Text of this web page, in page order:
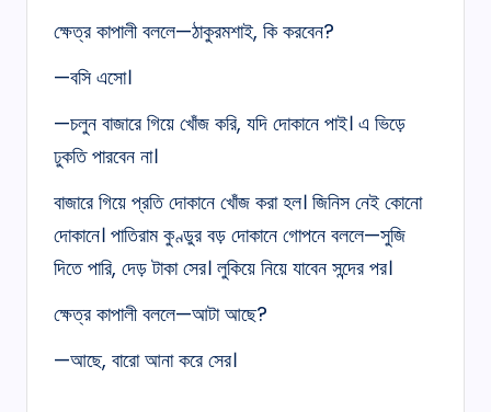
ক্ষেত্র কাপালী বললে—ঠাকুরমশাই, কি করবেন?
—বসি এসো।
—চলুন বাজারে গিয়ে খোঁজ করি, যদি দোকানে পাই। এ ভিড়ে
ঢুকতি পারবেন না।
বাজারে গিয়ে প্রতি দোকানে খোঁজ করা হল। জিনিস নেই কোনো
দোকানে। পাতিরাম কুণ্ডুর বড় দোকানে গোপনে বললে—সুজি
দিতে পারি, দেড় টাকা সের। লুকিয়ে নিয়ে যাবেন সন্দের পর।
ক্ষেত্র কাপালী বললে—আটা আছে?
—আছে, বারো আনা করে সের।